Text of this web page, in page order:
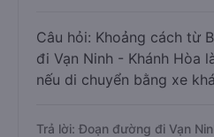
Câu hỏi: Khoảng cách từ
đi Vạn Ninh - Khánh Hòa
nếu di chuyển bằng xe
Trả lời: Đoạn đường đi Vạn